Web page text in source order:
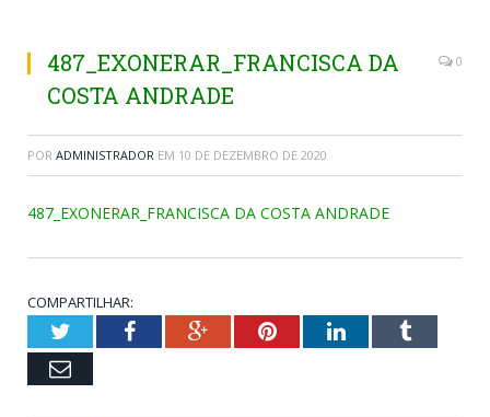
487_EXONERAR_FRANCISCA DA
COSTA ANDRADE
0
POR ADMINISTRADOR EM 10 DE DEZEMBRO DE 2020
487_EXONERAR_FRANCISCA DA COSTA ANDRADE
COMPARTILHAR:
TwitterFacebookGoogle+PinterestLinkedInTumblr
Email